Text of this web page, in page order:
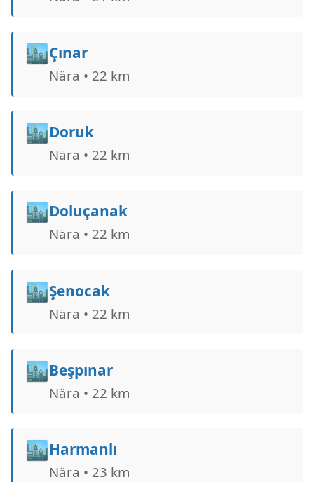
🏙️Çınar
Nära • 22 km
🏙️Doruk
Nära • 22 km
🏙️Doluçanak
Nära • 22 km
🏙️Şenocak
Nära • 22 km
🏙️Beşpınar
Nära • 22 km
🏙️Harmanlı
Nära • 23 km